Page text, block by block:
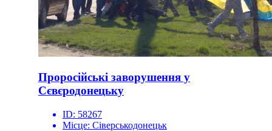
Проросійські заворушення у
Сєвєродонецьку
ID: 58267
Місце: Сіверськодонецьк